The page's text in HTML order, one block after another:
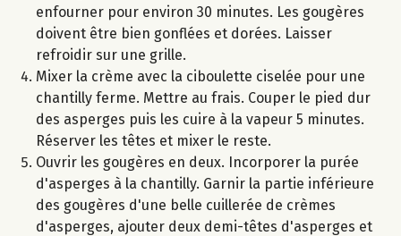
enfourner pour environ 30 minutes. Les gougères
doivent être bien gonflées et dorées. Laisser
refroidir sur une grille.
Mixer la crème avec la ciboulette ciselée pour une
chantilly ferme. Mettre au frais. Couper le pied dur
des asperges puis les cuire à la vapeur 5 minutes.
Réserver les têtes et mixer le reste.
Ouvrir les gougères en deux. Incorporer la purée
d'asperges à la chantilly. Garnir la partie inférieure
des gougères d'une belle cuillerée de crèmes
d'asperges, ajouter deux demi-têtes d'asperges et